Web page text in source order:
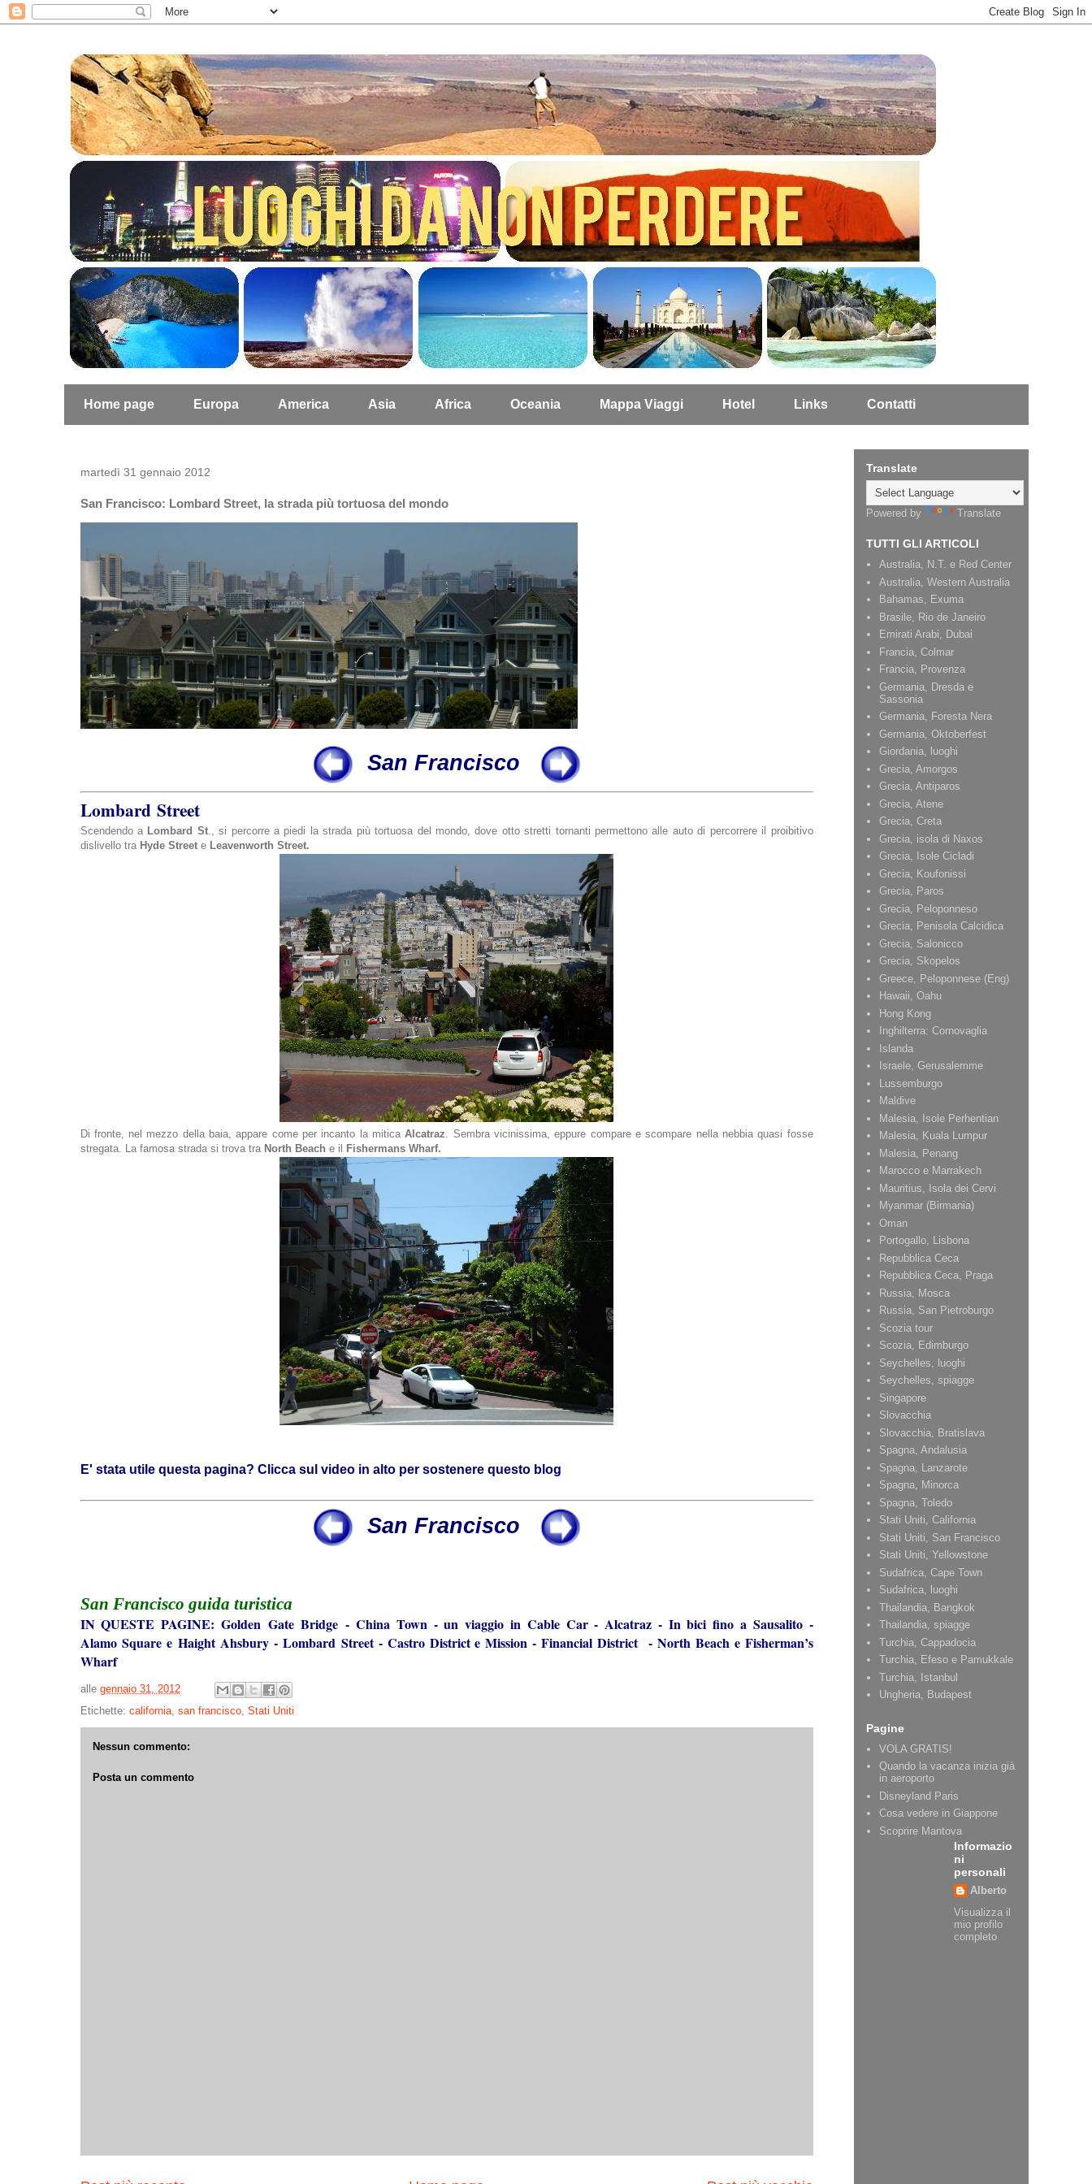
Home page Europa America Asia Africa Oceania Mappa Viaggi Hotel Links Contatti
martedì 31 gennaio 2012
San Francisco: Lombard Street, la strada più tortuosa del mondo
San Francisco
Lombard Street
Scendendo a Lombard St., si percorre a piedi la strada più tortuosa del mondo, dove otto stretti tornanti permettono alle auto di percorrere il proibitivo
dislivello tra Hyde Streete Leavenworth Street.
Di fronte, nel mezzo della baia, appare come per incanto la miticaAlcatraz. Sembra vicinissima, eppure compare e scompare nella nebbia quasi fosse
stregata. La famosa strada si trova tra North Beach e il Fishermans Wharf.
E' stata utile questa pagina? Clicca sul video in alto per sostenere questo blog
San Francisco
San Francisco guida turistica
IN QUESTE PAGINE: Golden Gate Bridge -China Town-un viaggio in Cable Car-Alcatraz - In bici fino a Sausalito-
Alamo Square e Haight Ahsbury - Lombard Street- Castro District e Mission -Financial District- North Beach e Fisherman’s
Wharf
alle gennaio 31, 2012
Etichette: california, san francisco, Stati Uniti
Nessun commento:
Posta un commento
Translate
Powered by Translate
TUTTI GLI ARTICOLI
Australia, N.T. e Red Center
Australia, Western Australia
Bahamas, Exuma
Brasile, Rio de Janeiro
Emirati Arabi, Dubai
Francia, Colmar
Francia, Provenza
Germania, Dresda e
Sassonia
Germania, Foresta Nera
Germania, Oktoberfest
Giordania, luoghi
Grecia, Amorgos
Grecia, Antiparos
Grecia, Atene
Grecia, Creta
Grecia, isola di Naxos
Grecia, Isole Cicladi
Grecia, Koufonissi
Grecia, Paros
Grecia, Peloponneso
Grecia, Penisola Calcidica
Grecia, Salonicco
Grecia, Skopelos
Greece, Peloponnese (Eng)
Hawaii, Oahu
Hong Kong
Inghilterra: Cornovaglia
Islanda
Israele, Gerusalemme
Lussemburgo
Maldive
Malesia, Isole Perhentian
Malesia, Kuala Lumpur
Malesia, Penang
Marocco e Marrakech
Mauritius, Isola dei Cervi
Myanmar (Birmania)
Oman
Portogallo, Lisbona
Repubblica Ceca
Repubblica Ceca, Praga
Russia, Mosca
Russia, San Pietroburgo
Scozia tour
Scozia, Edimburgo
Seychelles, luoghi
Seychelles, spiagge
Singapore
Slovacchia
Slovacchia, Bratislava
Spagna, Andalusia
Spagna, Lanzarote
Spagna, Minorca
Spagna, Toledo
Stati Uniti, California
Stati Uniti, San Francisco
Stati Uniti, Yellowstone
Sudafrica, Cape Town
Sudafrica, luoghi
Thailandia, Bangkok
Thailandia, spiagge
Turchia, Cappadocia
Turchia, Efeso e Pamukkale
Turchia, Istanbul
Ungheria, Budapest
Pagine
VOLA GRATIS!
Quando la vacanza inizia già
in aeroporto
Disneyland Paris
Cosa vedere in Giappone
Scoprire Mantova
Informazio
ni
personali
Alberto
Visualizza il
mio profilo
completo